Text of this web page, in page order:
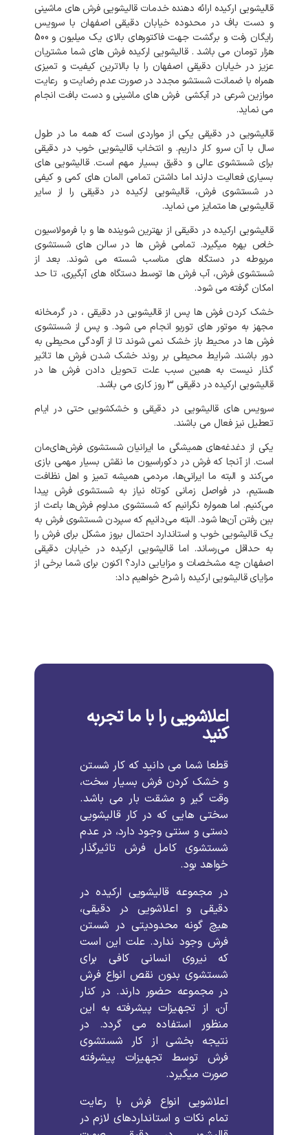
قالیشویی ارکیده ارائه دهنده خدمات قالیشویی فرش های ماشینی
و دست باف در محدوده خیابان دقیقی اصفهان با سرویس
رایگان رفت و برگشت جهت فاکتورهای بالای
یک میلیون و 500
هزار تومان می باشد.قالیشویی ارکیده فرش های شما مشتریان
عزیز در خیابان دقیقی اصفهان را با بالاترین کیفیت و تمیزی
همراه با ضمانت شستشو مجدد در صورت عدم رضایت و رعایت
موازین شرعی در آبکشی فرش های ماشینی و دست بافت انجام
می نماید.
قالیشویی در دقیقی یکی از مواردی است که همه ما در طول
سال با آن سرو کار داریم.و انتخاب قالیشویی خوب در دقیقی
برای شستشوی عالی و دقیق بسیار مهم است.قالیشویی های
بسیاری فعالیت دارند اما داشتن تمامی المان های کمی و کیفی
در شستشوی فرش، قالیشویی ارکیده در دقیقی را از سایر
قالیشویی ها متمایز می نماید.
قالیشویی ارکیده در دقیقی از بهترین شوینده ها و با فرمولاسیون
خاص بهره میگیرد.تمامی فرش ها در سالن های شستشوی
مربوطه در دستگاه های مناسب شسته می شوند. بعد از
شستشوی فرش، آب فرش ها توسط دستگاه های آبگیری، تا حد
امکان گرفته می شود.
خشک کردن فرش ها پس از قالیشویی در دقیقی ، در گرمخانه
مجهز به موتور های توربو انجام می شود. و پس از شستشوی
فرش ها در محیط باز خشک نمی شوند تا از آلودگی محیطی به
دور باشند. شرایط محیطی بر روند خشک شدن فرش ها تاثیر
گذار نیست به همین سبب علت تحویل دادن فرش ها در
قالیشویی ارکیده در دقیقی روز کاری می باشد.
سرویس های قالیشویی در دقیقی و خشکشویی حتی در ایام
تعطیل نیز فعال می باشند.
یکی از دغدغه‌های همیشگی ما ایرانیان شستشوی فرش‌های‌مان
است. از آنجا که فرش در دکوراسیون ما نقش بسیار مهمی بازی
می‌کند و البته ما ایرانی‌ها، مردمی همیشه تمیز و اهل نظافت
هستیم، در فواصل زمانی کوتاه نیاز به شستشوی فرش پیدا
می‌کنیم. اما همواره نگرانیم که شستشوی مداوم فرش‌ها باعث از
بین رفتن آن‌ها شود. البته می‌دانیم که سپردن شستشوی فرش به
یک قالیشویی خوب و استاندارد احتمال بروز مشکل برای فرش را
به‌ حداقل می‌رساند. اما قالیشویی ارکیده در خیابان دقیقی
اصفهان چه مشخصات و مزایایی دارد؟ اکنون برای شما برخی از
مزایای قالیشویی ارکیده راشرح خواهیم داد:
اعلاشویی را با ما تجربه
کنید
قطعا شما می دانید که کار شستن
و خشک کردن فرش بسیار سخت،
وقت گیر و مشقت بار می باشد.
سختی هایی که در کار قالیشویی
دستی و سنتی وجود دارد، در عدم
شستشوی کامل فرش تاثیرگذار
خواهد بود.
در مجموعه قالیشویی ارکیده در
دقیقی و اعلاشویی در
دقیقی،
هیچ گونه محدودیتی در شستن
فرش وجود ندارد.علت این است
که
نیروی انسانی کافی
برای
شستشوی بدون نقص انواع فرش
در مجموعه حضور دارند. در کنار
آن، از تجهیزات پیشرفته به این
منظور
استفاده می گردد. در
نتیجه بخشی از کار
شستشوی
فرش
توسط تجهیزات
پیشرفته
صورت میگیرد.
اعلاشویی انواع فرش با
رعایت
تمام نکات و استانداردهای لازم در